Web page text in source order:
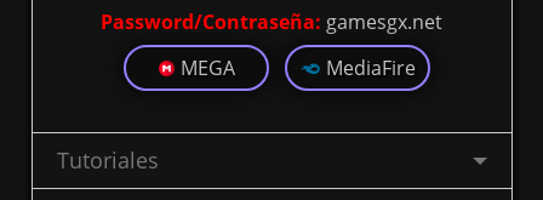
Password/Contraseña: gamesgx.net
MEGA
MediaFire
Tutoriales